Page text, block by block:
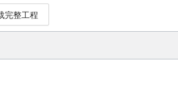
完整工程